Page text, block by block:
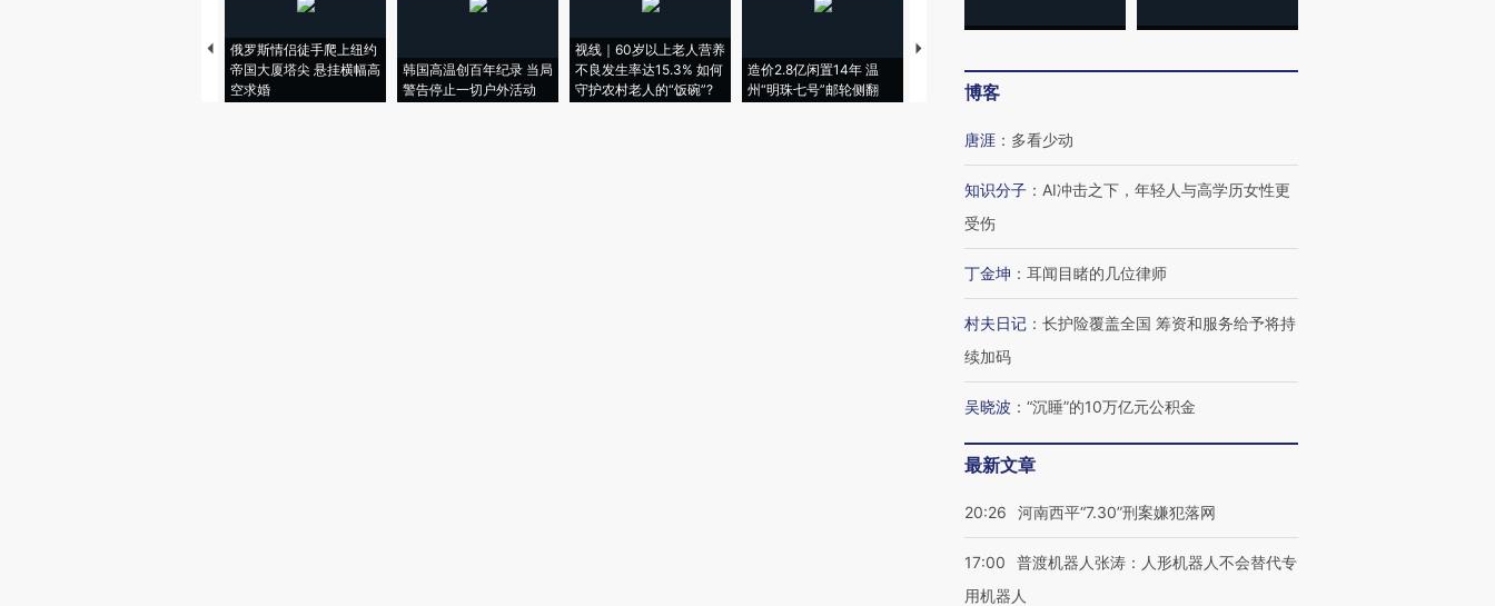
俄罗斯情侣徒手爬上纽约
帝国大厦塔尖 悬挂横幅高
空求婚
韩国高温创百年纪录 当局
警告停止一切户外活动
视线｜60岁以上老人营养
不良发生率达15.3% 如何
守护农村老人的“饭碗”?
造价2.8亿闲置14年 温
州“明珠七号”邮轮侧翻
特朗普出席葬礼疑似打瞌
睡引争议 白宫怒斥批评
者“堕落的白痴”
水位跌破纪录 二战沉船与
38岁梅西上演帽子戏法
博客
唐涯 ： 多看少动
知识分子 ： AI冲击之下，年轻人与高学历女性更
受伤
丁金坤 ： 耳闻目睹的几位律师
村夫日记 ： 长护险覆盖全国 筹资和服务给予将持
续加码
吴晓波 ： “沉睡”的10万亿元公积金
最新文章
20:26 河南西平“7.30”刑案嫌犯落网
17:00
普渡机器人张涛：人形机器人不会替代专
用机器人